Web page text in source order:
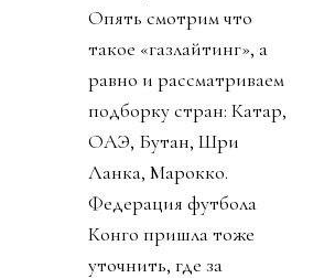
Опять смотрим что
такое «газлайтинг», а
равно и рассматриваем
подборку стран: Катар,
ОАЭ, Бутан, Шри
Ланка, Марокко.
Федерация футбола
Конго пришла тоже
уточнить, где за